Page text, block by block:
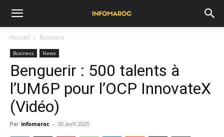
Accueil Business
Business News
Benguerir : 500 talents à
l’UM6P pour l’OCP InnovateX
(Vidéo)
Par infomaroc - 30 avril 2025